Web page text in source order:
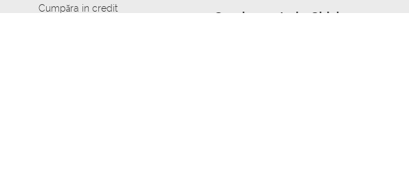
Сumpăra in credit
Service auto in Chisinau